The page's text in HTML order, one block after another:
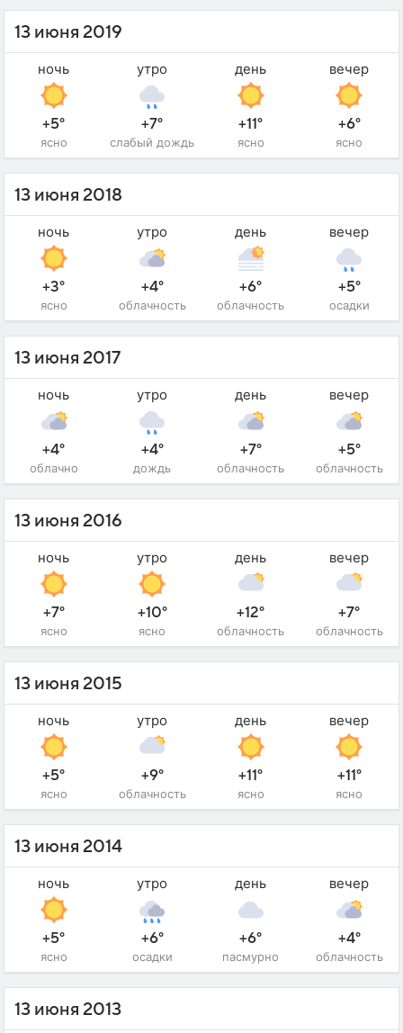
13 июня 2019
ночь
+5°
ясно
утро
+7°
слабый дождь
день
+11°
ясно
вечер
+6°
ясно
13 июня 2018
ночь
+3°
ясно
утро
+4°
облачность
день
+6°
облачность
вечер
+5°
осадки
13 июня 2017
ночь
+4°
облачно
утро
+4°
дождь
день
+7°
облачность
вечер
+5°
облачность
13 июня 2016
ночь
+7°
ясно
утро
+10°
ясно
день
+12°
облачность
вечер
+7°
облачность
13 июня 2015
ночь
+5°
ясно
утро
+9°
облачность
день
+11°
ясно
вечер
+11°
ясно
13 июня 2014
ночь
+5°
ясно
утро
+6°
осадки
день
+6°
пасмурно
вечер
+4°
облачность
13 июня 2013